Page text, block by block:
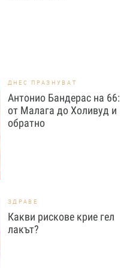
ДНЕС ПРАЗНУВАТ
Антонио Бандерас на 66:
от Малага до Холивуд и
обратно
ЗДРАВЕ
Какви рискове крие гел
лакът?